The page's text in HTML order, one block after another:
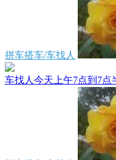
拼车搭车/车找人
车找人今天上午7点到7